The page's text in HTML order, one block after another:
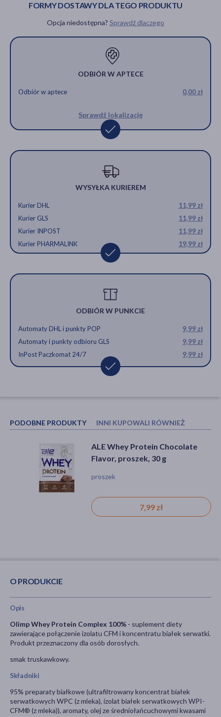
FORMY DOSTAWY DLA TEGO PRODUKTU
Opcja niedostępna? Sprawdź dlaczego
ODBIÓR W APTECE
Odbiór w aptece 0,00 zł
Sprawdź lokalizację
WYSYŁKA KURIEREM
Kurier DHL
11,99 zł
Kurier GLS
11,99 zł
Kurier INPOST
11,99 zł
Kurier PHARMALINK
19,99 zł
ODBIÓR W PUNKCIE
Automaty DHL i punkty POP
9,99 zł
Automaty i punkty odbioru GLS
9,99 zł
InPost Paczkomat 24/7
9,99 zł
PODOBNE PRODUKTY INNI KUPOWALI RÓWNIEŻ
ALE Whey Protein Chocolate
Flavor, proszek, 30 g
proszek
7,99 zł
Olimp Whey Protein Complex
100%, proszek, smak
proszek, odżywka białkowa, mięśnie
8,99 zł
O PRODUKCIE
Opis
Olimp Whey Protein Complex 100% - suplement diety
zawierające połączenie izolatu CFM i koncentratu białek serwatki.
Produkt przeznaczony dla osób dorosłych.
smak truskawkowy.
Składniki
95% preparaty białkowe (ultrafiltrowany koncentrat białek
serwatkowych WPC (z mleka), izolat białek serwatkowych WPI-
CFM® (z mleka)), aromaty, olej ze średniołańcuchowymi kwasami